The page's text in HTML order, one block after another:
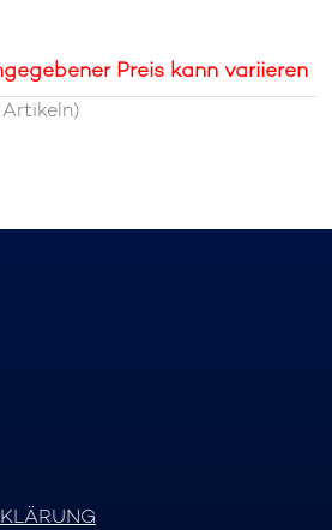
Preis kann variieren
Artikeln)